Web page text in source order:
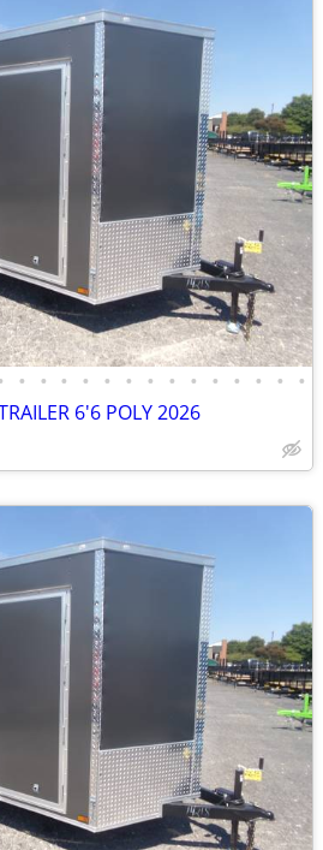
• • • • • • • • • • • • • •
6'6 POLY 2026